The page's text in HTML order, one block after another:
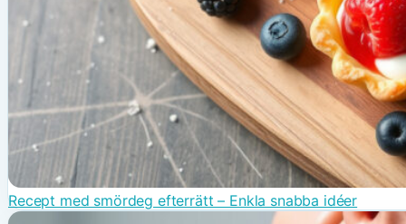
Recept med smördeg efterrätt – Enkla snabba idéer